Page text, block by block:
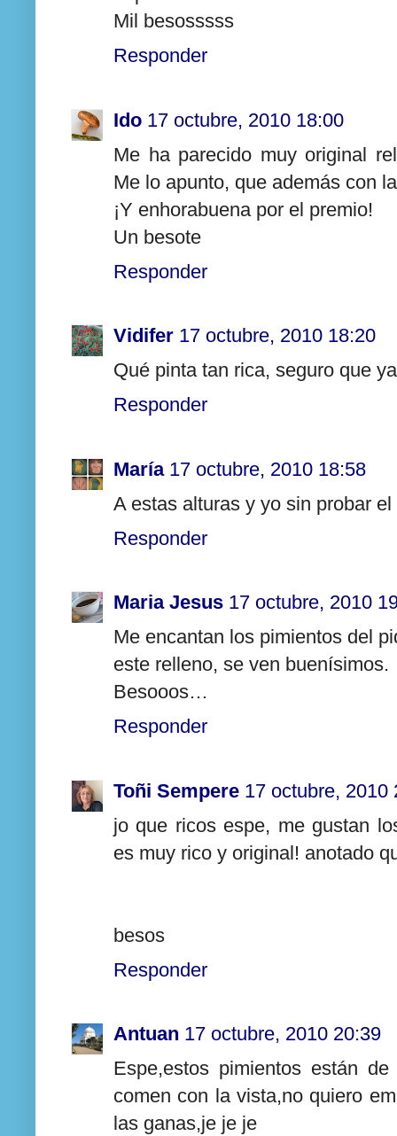
Mil besosssss
Responder
Ido 17 octubre, 2010 18:00
Me ha parecido muy original
Me lo apunto, que además con
¡Y enhorabuena por el premio!
Un besote
Responder
Vidifer 17 octubre, 2010 18:20
Qué pinta tan rica, seguro que
Responder
María 17 octubre, 2010 18:58
A estas alturas y yo sin probar
Responder
Maria Jesus 17 octubre, 2010
Me encantan los pimientos del
este relleno, se ven buenísimos.
Besooos…
Responder
Toñi Sempere 17 octubre, 2010
jo que ricos espe, me gustan
es muy rico y original! anotado
besos
Responder
Antuan 17 octubre, 2010 20:39
Espe,estos pimientos están
comen con la vista,no quiero
las ganas,je je je